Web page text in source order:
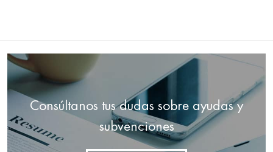
Consúltanos tus dudas sobre ayudas y
subvenciones